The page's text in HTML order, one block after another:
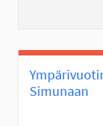
Simunaan